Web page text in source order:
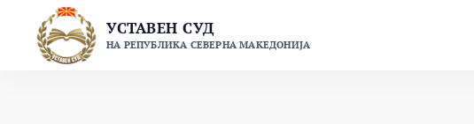
content
УСТАВЕН СУД
НА РЕПУБЛИКА СЕВЕРНА МАКЕДОНИЈА